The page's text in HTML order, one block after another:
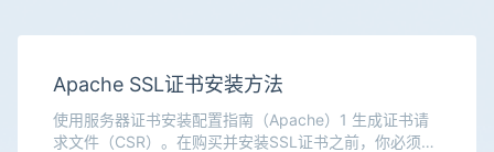
Apache SSL证书安装方法
使用服务器证书安装配置指南（Apache）1 生成证书请
求文件（CSR）。在购买并安装SSL证书之前，你必须在